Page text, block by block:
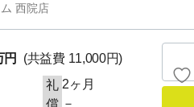
西院店
円
(共益費 11,000円)
礼 2ヶ月
償 －